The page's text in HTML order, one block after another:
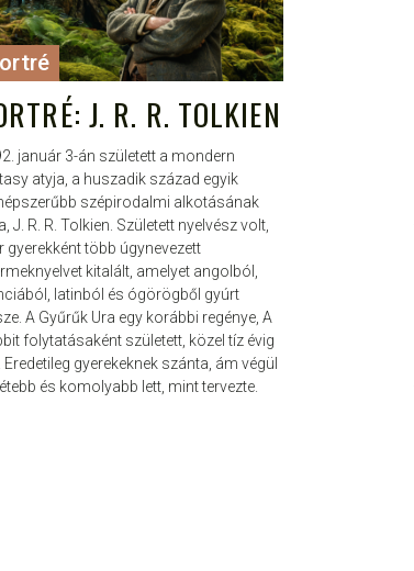
J. R. R. TOLKIEN
január 3-án született a mondern
atyja, a huszadik század egyik
szépirodalmi alkotásának
J. R. R. Tolkien. Született nyelvész volt,
gyerekként több úgynevezett
kitalált, amelyet angolból,
latinból és ógörögből gyúrt
A Gyűrűk Ura egy korábbi regénye, A
folytatásaként született, közel tíz évig
Eredetileg gyerekeknek szánta, ám végül
és komolyabb lett, mint tervezte.